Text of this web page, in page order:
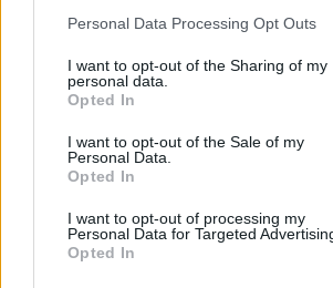
Personal Data Processing Opt Outs
I want to opt-out of the Sharing of my
personal data.
Opted In
I want to opt-out of the Sale of my
Personal Data.
Opted In
I want to opt-out of processing my
Personal Data for Targeted
Opted In
Felsóhajt. Látom a szemén, hogy nem
engem.
– Hallgatlak! Hidd el, nagylány vagyok
– Rendben. Akkor úgy beszélek veled!
szavakat.